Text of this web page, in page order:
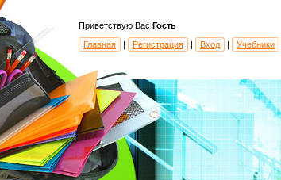
Приветствую Вас Гость
Главная
| Регистрация | Вход | Учебники